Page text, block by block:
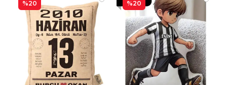
%20 %20